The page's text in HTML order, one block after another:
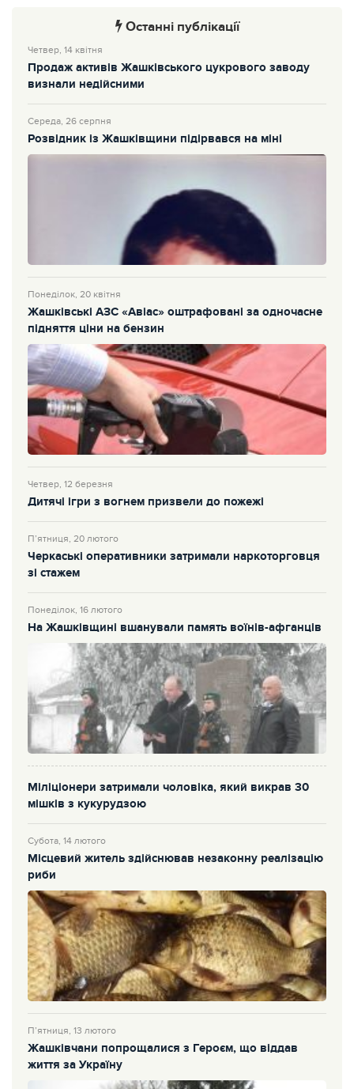
Останні публікації
Четвер, 14 квітня
Продаж активів Жашківського цукрового заводу
визнали недійсними
Середа, 26 серпня
Розвідник із Жашківщини підірвався на міні
Понеділок, 20 квітня
Жашківські АЗС «Авіас» оштрафовані за одночасне
підняття ціни на бензин
Четвер, 12 березня
Дитячі ігри з вогнем призвели до пожежі
П’ятниця, 20 лютого
Черкаські оперативники затримали наркоторговця
зі стажем
Понеділок, 16 лютого
На Жашківщині вшанували память воїнів-афганців
Міліціонери затримали чоловіка, який викрав 30
мішків з кукурудзою
Субота, 14 лютого
Місцевий житель здійснював незаконну реалізацію
риби
П’ятниця, 13 лютого
Жашківчани попрощалися з Героєм, що віддав
життя за Україну